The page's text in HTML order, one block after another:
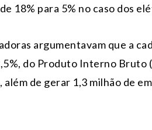
18% para 5% no caso dos
argumentavam que a
do Produto Interno Bruto
de gerar 1,3 milhão de